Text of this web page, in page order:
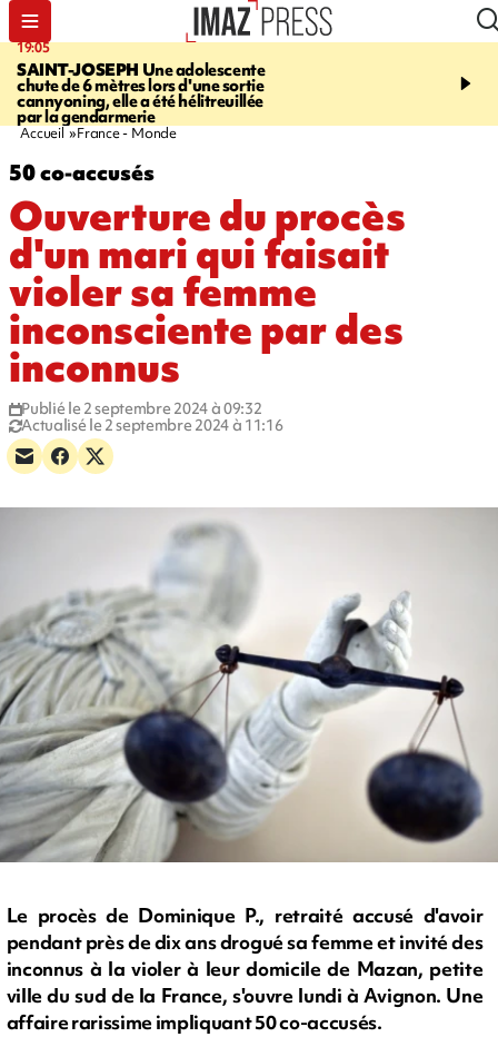
19:05
SAINT-JOSEPH Une adolescente
chute de 6 mètres lors d'une sortie
cannyoning, elle a été hélitreuillée
par la gendarmerie
20:44
rouée de coups,
Accueil France - Monde
50 co-accusés
Ouverture du procès
d'un mari qui faisait
violer sa femme
inconsciente par des
inconnus
Publié le 2 septembre 2024 à 09:32
Actualisé le 2 septembre 2024 à 11:16
Le procès de Dominique P., retraité accusé d'avoir
pendant près de dix ans drogué sa femme et invité des
inconnus à la violer à leur domicile de Mazan, petite
ville du sud de la France, s'ouvre lundi à Avignon. Une
affaire rarissime impliquant 50 co-accusés.